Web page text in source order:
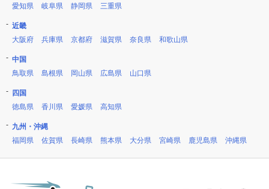
愛知県
岐阜県 静岡県 三重県
近畿
大阪府
兵庫県 京都府 滋賀県 奈良県 和歌山県
中国
鳥取県
島根県 岡山県 広島県 山口県
四国
徳島県
香川県 愛媛県 高知県
九州・沖縄
福岡県
佐賀県 長崎県 熊本県 大分県 宮崎県 鹿児島県 沖縄県